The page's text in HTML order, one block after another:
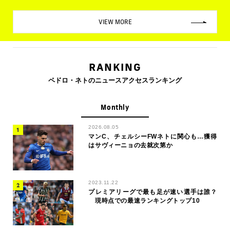
VIEW MORE
RANKING
ペドロ・ネトのニュースアクセスランキング
Monthly
2026.08.05
マンC、チェルシーFWネトに関心も…獲得
はサヴィーニョの去就次第か
2023.11.22
プレミアリーグで最も足が速い選手は誰？
現時点での最速ランキングトップ10